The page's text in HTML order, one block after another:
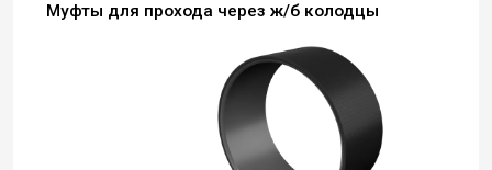
Муфты для прохода через ж/б колодцы